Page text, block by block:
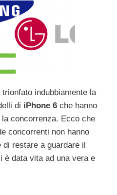
trionfato indubbiamente la
di iPhone 6 che hanno
concorrenza. Ecco che
concorrenti non hanno
restare a guardare il
è data vita ad una vera e